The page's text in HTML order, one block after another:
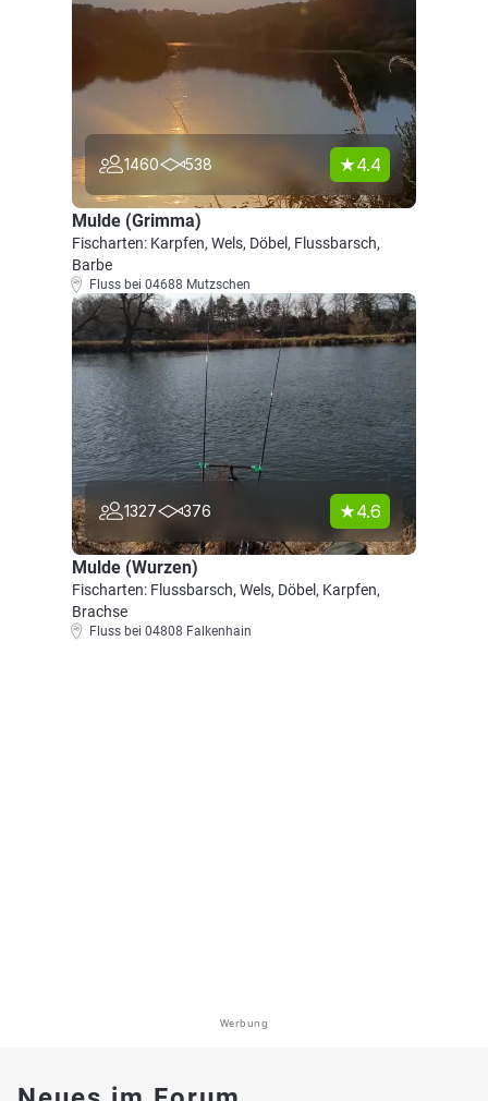
1460 538 4.4
Mulde (Grimma)
Fischarten: Karpfen, Wels, Döbel, Flussbarsch,
Barbe
Fluss bei 04688 Mutzschen
1327 376 4.6
Mulde (Wurzen)
Fischarten: Flussbarsch, Wels, Döbel, Karpfen,
Brachse
Fluss bei 04808 Falkenhain
Werbung